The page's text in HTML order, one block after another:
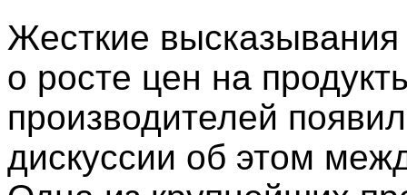
Жесткие
о росте цен на
производителей
дискуссии об этом